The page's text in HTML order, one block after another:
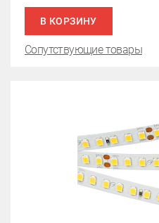
В КОРЗИНУ
Сопутствующие товары